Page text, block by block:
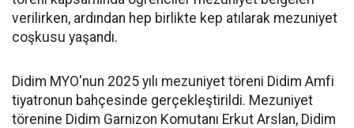
verilirken, ardından hep birlikte kep atılarak mezuniyet
coşkusu yaşandı.
Didim MYO'nun 2025 yılı mezuniyet töreni Didim Amfi
tiyatronun bahçesinde gerçekleştirildi. Mezuniyet
törenine Didim Garnizon Komutanı Erkut Arslan, Didim